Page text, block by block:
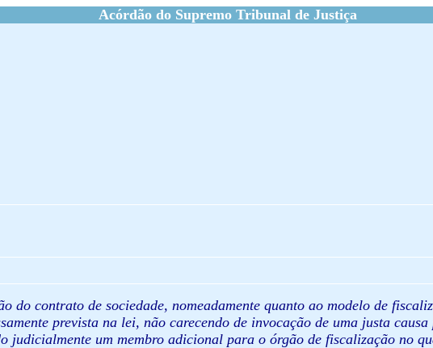
Acórdão do Supremo Tribunal de Justiça
do contrato de sociedade, nomeadamente quanto ao modelo de
prevista na lei, não carecendo de invocação de uma justa
judicialmente um membro adicional para o órgão de fiscalização no